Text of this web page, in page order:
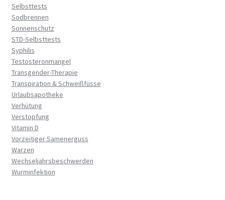
Selbsttests
Sodbrennen
Sonnenschutz
STD-Selbsttests
Syphilis
Testosteronmangel
Transgender-Therapie
Transpiration & Schweißfüsse
Urlaubsapotheke
Verhütung
Verstopfung
Vitamin D
Vorzeitiger Samenerguss
Warzen
Wechseljahrsbeschwerden
Wurminfektion